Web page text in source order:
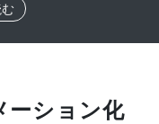
ーション化